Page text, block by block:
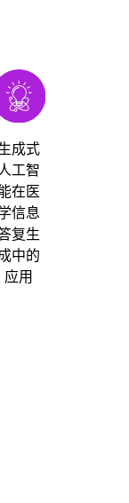
成式
工智
在医
信息
复生
中的
应用